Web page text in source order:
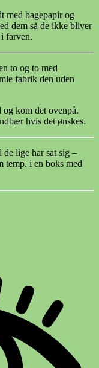
med bagepapir og
dem så de ikke bliver
farven.
to og to med
fabrik den uden
kom det ovenpå.
hvis det ønskes.
lige har sat sig –
temp. i en boks med